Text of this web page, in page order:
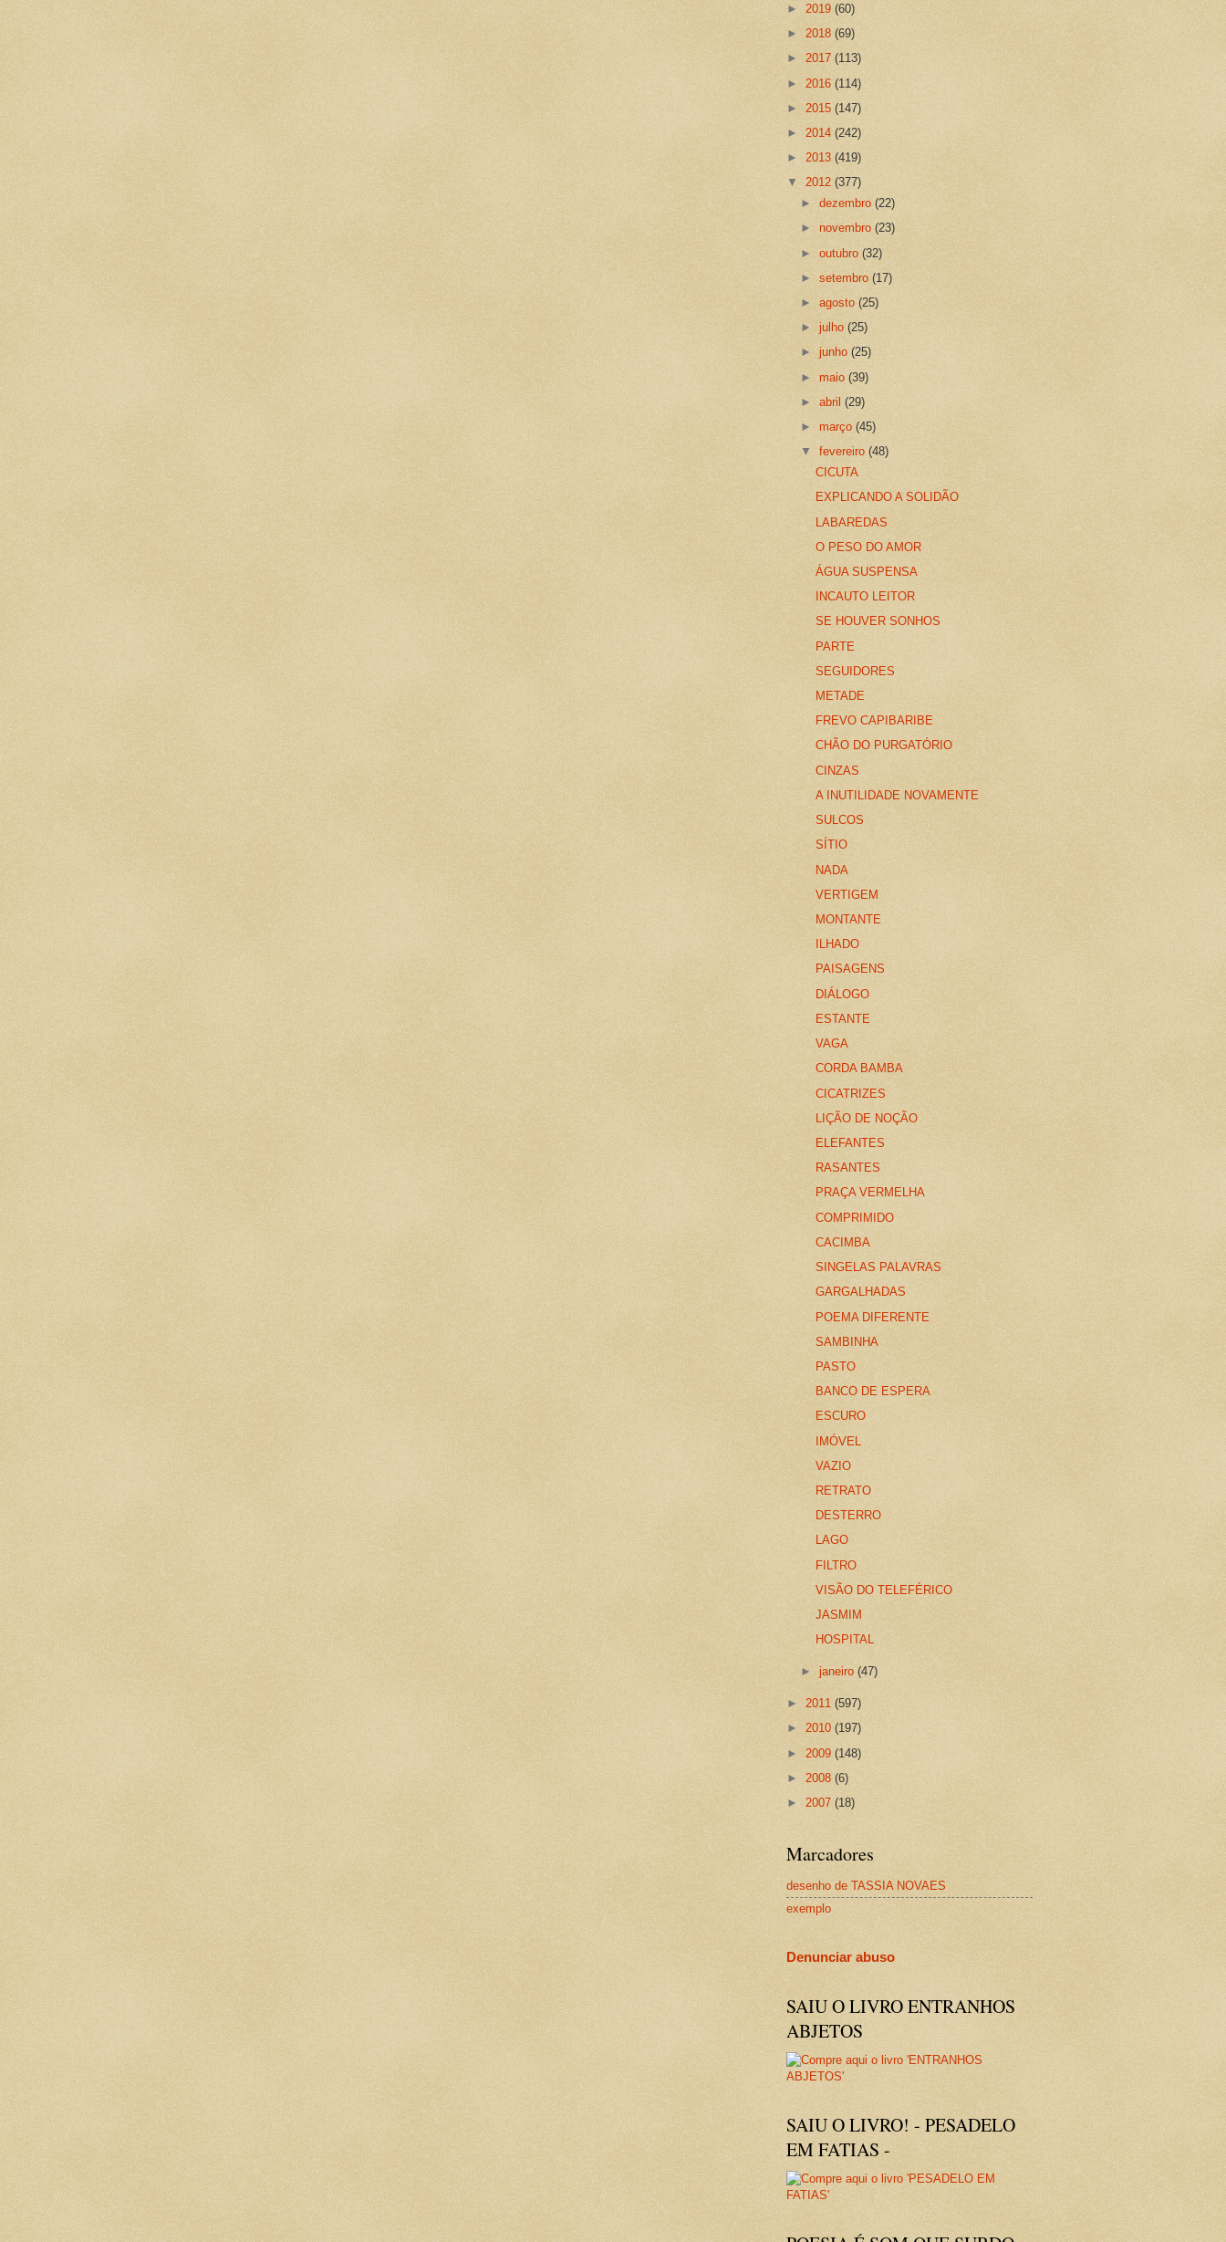
► 2019 (60)
► 2018 (69)
► 2017 (113)
► 2016 (114)
► 2015 (147)
► 2014 (242)
► 2013 (419)
▼ 2012 (377)
►dezembro(22)
►novembro(23)
►outubro(32)
►setembro(17)
►agosto(25)
►julho(25)
►junho(25)
►maio(39)
►abril(29)
►março(45)
▼fevereiro(48)
CICUTA
EXPLICANDO A SOLIDÃO
LABAREDAS
O PESO DO AMOR
ÁGUA SUSPENSA
INCAUTO LEITOR
SE HOUVER SONHOS
PARTE
SEGUIDORES
METADE
FREVO CAPIBARIBE
CHÃO DO PURGATÓRIO
CINZAS
A INUTILIDADE NOVAMENTE
SULCOS
SÍTIO
NADA
VERTIGEM
MONTANTE
ILHADO
PAISAGENS
DIÁLOGO
ESTANTE
VAGA
CORDA BAMBA
CICATRIZES
LIÇÃO DE NOÇÃO
ELEFANTES
RASANTES
PRAÇA VERMELHA
COMPRIMIDO
CACIMBA
SINGELAS PALAVRAS
GARGALHADAS
POEMA DIFERENTE
SAMBINHA
PASTO
BANCO DE ESPERA
ESCURO
IMÓVEL
VAZIO
RETRATO
DESTERRO
LAGO
FILTRO
VISÃO DO TELEFÉRICO
JASMIM
HOSPITAL
►janeiro(47)
► 2011 (597)
► 2010 (197)
► 2009 (148)
► 2008 (6)
► 2007 (18)
Marcadores
desenho de TASSIA NOVAES
exemplo
Denunciar abuso
SAIU O LIVRO ENTRANHOS
ABJETOS
SAIU O LIVRO! - PESADELO
EM FATIAS -